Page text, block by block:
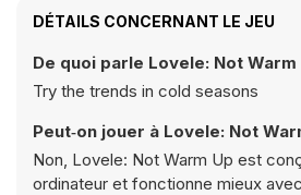
DÉTAILS CONCERNANT LE JEU
De quoi parle Lovele: Not Warm
Try the trends in cold seasons
Peut‑on jouer à Lovele: Not
Non, Lovele: Not Warm Up est
ordinateur et fonctionne mieux